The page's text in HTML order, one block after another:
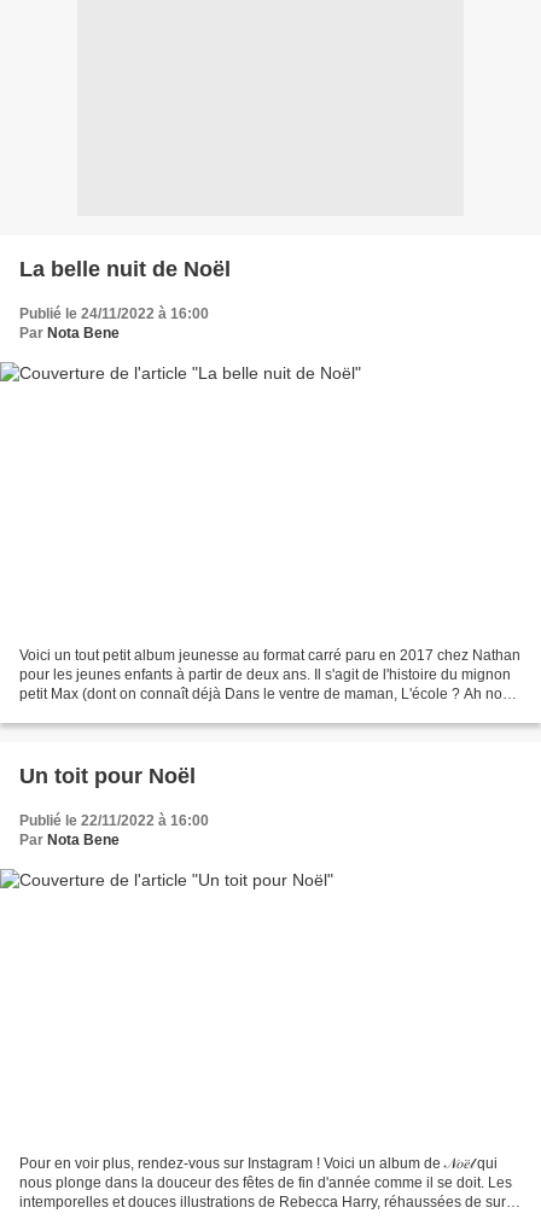
La belle nuit de Noël
Publié le 24/11/2022 à 16:00
Par Nota Bene
Voici un tout petit album jeunesse au format carré paru en 2017 chez Nathan
pour les jeunes enfants à partir de deux ans. Il s'agit de l'histoire du mignon
petit Max (dont on connaît déjà Dans le ventre de maman, L'école ? Ah non
Un toit pour Noël
Publié le 22/11/2022 à 16:00
Par Nota Bene
Pour en voir plus, rendez-vous sur Instagram ! Voici un album de 𝒩𝑜𝑒̈𝓁 qui
nous plonge dans la douceur des fêtes de fin d'année comme il se doit. Les
intemporelles et douces illustrations de Rebecca Harry, réhaussées de sur-